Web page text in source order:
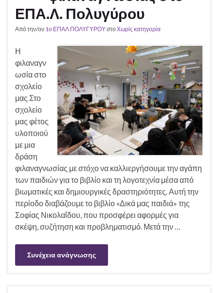
ΕΠΑ.Λ. Πολυγύρου
Από την/ον 1ο ΕΠΑΛ ΠΟΛΥΓΥΡΟΥστοΧωρίς κατηγορία
Η
φιλαναγν
ωσία στο
σχολείο
μας Στο
σχολείο
μας φέτος
υλοποιού
με μια
δράση
φιλαναγνωσίας με στόχο να καλλιεργήσουμε την αγάπη
των παιδιών για το βιβλίο και τη λογοτεχνία μέσα από
βιωματικές και δημιουργικές δραστηριότητες. Αυτή την
περίοδο διαβάζουμε το βιβλίο «Δικά μας παιδιά» της
Σοφίας Νικολαΐδου, που προσφέρει αφορμές για
σκέψη, συζήτηση και προβληματισμό. Μετά την …
Συνέχεια ανάγνωσης